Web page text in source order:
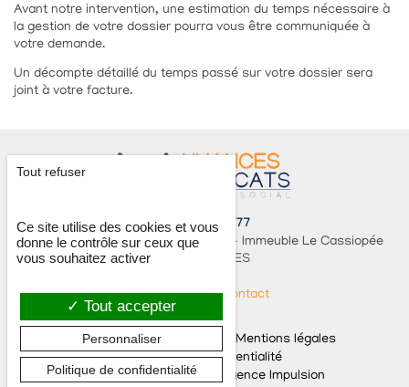
Avant notre intervention, une estimation du temps nécessaire à
la gestion de votre dossier pourra vous être communiquée à
votre demande.
Un décompte détaillé du temps passé sur votre dossier sera
joint à votre facture.
02 56 85 06 77
167, Route de Lorient, Parc Monier - Immeuble Le Cassiopée
RENNES
Formulaire de contact
© Nuances Avocats 2026
Mentions légales
Politique de confidentialité
Concept & réalisation :
Agence Impulsion
Ce site utilise des cookies et vous
donne le contrôle sur ceux que
vous souhaitez activer
Tout accepter
Tout refuser
Personnaliser
Politique de confidentialité